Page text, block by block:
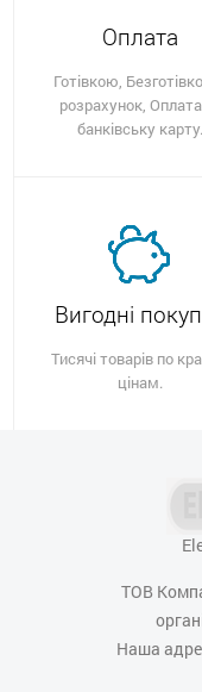
Оплата
Готівкою,
розрахунок,
банківську карту.
Вигодні
Тисячі товарів по
цінам.
ТОВ
Наша